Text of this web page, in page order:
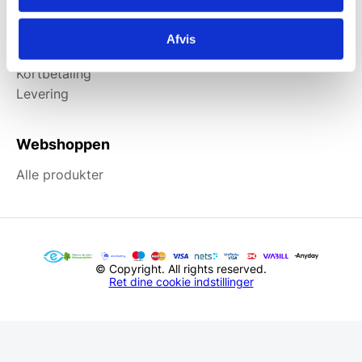
Afvis
Information
Kortbetaling
Levering
Webshoppen
Alle produkter
© Copyright. All rights reserved.
Ret dine cookie indstillinger